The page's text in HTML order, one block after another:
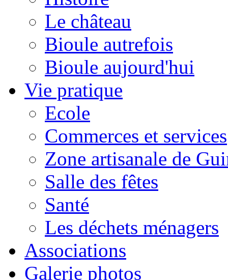
Le château
Bioule autrefois
Bioule aujourd'hui
Vie pratique
Ecole
Commerces et services
Zone artisanale de
Salle des fêtes
Santé
Les déchets ménagers
Associations
Galerie photos